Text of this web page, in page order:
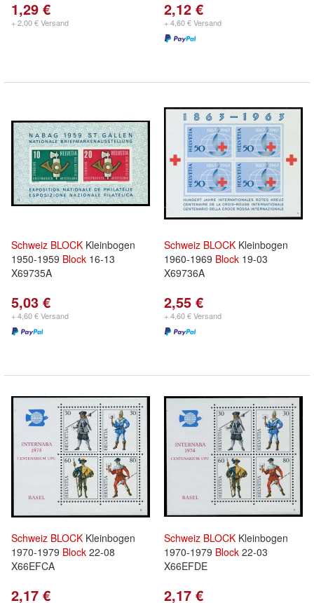
1,29 €
+ 2,00 € Versand
2,12 €
+ 4,60 € Versand
Schweiz BLOCK Kleinbogen
1950-1959 Block 16-13
X69735A
5,03 €
+ 4,60 € Versand
Schweiz BLOCK Kleinbogen
1960-1969 Block 19-03
X69736A
2,55 €
+ 4,60 € Versand
Schweiz BLOCK Kleinbogen
1970-1979 Block 22-08
X66EFCA
2,17 €
Schweiz BLOCK Kleinbogen
1970-1979 Block 22-03
X66EFDE
2,17 €